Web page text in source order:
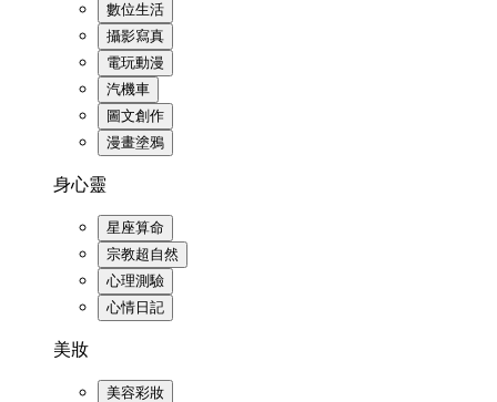
數位生活
攝影寫真
電玩動漫
汽機車
圖文創作
漫畫塗鴉
身心靈
星座算命
宗教超自然
心理測驗
心情日記
美妝
美容彩妝